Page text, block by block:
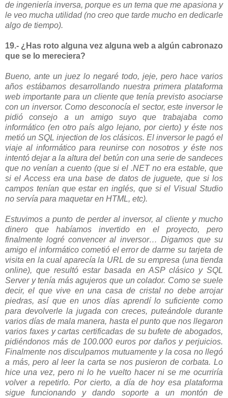
de ingeniería inversa, porque es un tema que me apasiona y
le veo mucha utilidad (no creo que tarde mucho en dedicarle
algo de tiempo).
19.- ¿Has roto alguna vez alguna web a algún cabronazo
que se lo mereciera?
Bueno, ante un juez lo negaré todo, jeje, pero hace varios
años estábamos desarrollando nuestra primera plataforma
web importante para un cliente que tenía previsto asociarse
con un inversor. Como desconocía el sector, este inversor le
pidió consejo a un amigo suyo que trabajaba como
informático (en otro país algo lejano, por cierto) y éste nos
metió un SQL injection de los clásicos. El inversor le pagó el
viaje al informático para reunirse con nosotros y éste nos
intentó dejar a la altura del betún con una serie de sandeces
que no venían a cuento (que si el .NET no era estable, que
si el Access era una base de datos de juguete, que si los
campos tenían que estar en inglés, que si el Visual Studio
no servía para maquetar en HTML, etc).
Estuvimos a punto de perder al inversor, al cliente y mucho
dinero que habíamos invertido en el proyecto, pero
finalmente logré convencer al inversor… Digamos que su
amigo el informático cometió el error de darme su tarjeta de
visita en la cual aparecía la URL de su empresa (una tienda
online), que resultó estar basada en ASP clásico y SQL
Server y tenía más agujeros que un colador. Como se suele
decir, el que vive en una casa de cristal no debe arrojar
piedras, así que en unos días aprendí lo suficiente como
para devolverle la jugada con creces, puteándole durante
varios días de mala manera, hasta el punto que nos llegaron
varios faxes y cartas certificadas de su bufete de abogados,
pidiéndonos más de 100.000 euros por daños y perjuicios.
Finalmente nos disculpamos mutuamente y la cosa no llegó
a más, pero al leer la carta se nos pusieron de corbata. Lo
hice una vez, pero ni lo he vuelto hacer ni se me ocurriría
volver a repetirlo. Por cierto, a día de hoy esa plataforma
sigue funcionando y dando soporte a un montón de